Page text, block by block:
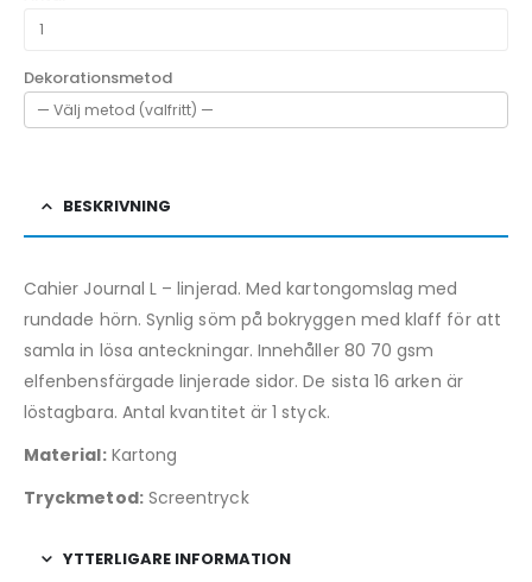
Dekorationsmetod
BESKRIVNING
Cahier Journal L – linjerad. Med kartongomslag med
rundade hörn. Synlig söm på bokryggen med klaff för att
samla in lösa anteckningar. Innehåller 80 70 gsm
elfenbensfärgade linjerade sidor. De sista 16 arken är
löstagbara. Antal kvantitet är 1 styck.
Material:Kartong
Tryckmetod:Screentryck
YTTERLIGARE INFORMATION